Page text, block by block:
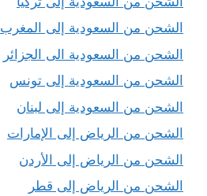
الشحن من السعودية إلى المغرب
الشحن من السعودية الى الجزائر
الشحن من السعودية إلى تونس
الشحن من السعودية إلى لبنان
الشحن من الرياض إلى الإمارات
الشحن من الرياض إلى الأردن
الشحن من الرياض إلى قطر